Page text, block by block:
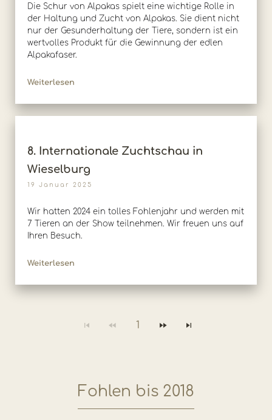
Die Schur von Alpakas spielt eine wichtige Rolle in
der Haltung und Zucht von Alpakas. Sie dient nicht
nur der Gesunderhaltung der Tiere, sondern ist ein
wertvolles Produkt für die Gewinnung der edlen
Alpakafaser.
Weiterlesen
8. Internationale Zuchtschau in
Wieselburg
19 Januar 2025
Wir hatten 2024 ein tolles Fohlenjahr und werden mit
7 Tieren an der Show teilnehmen. Wir freuen uns auf
Ihren Besuch.
Weiterlesen
1
Fohlen bis 2018